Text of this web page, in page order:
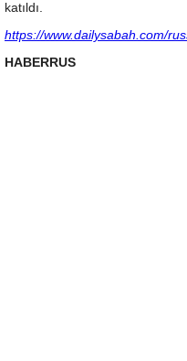
katıldı.
https://www.dailysabah.com/
HABERRUS